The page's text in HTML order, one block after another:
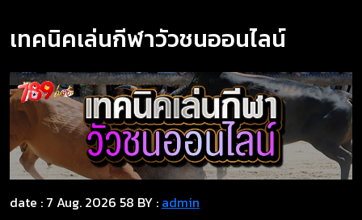
เทคนิคเล่นกีฬาวัวชนออนไลน์
date : 7 Aug. 2026 58 BY : admin